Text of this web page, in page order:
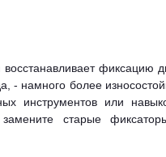
фиксацию
- намного более
инструментов или
замените старые